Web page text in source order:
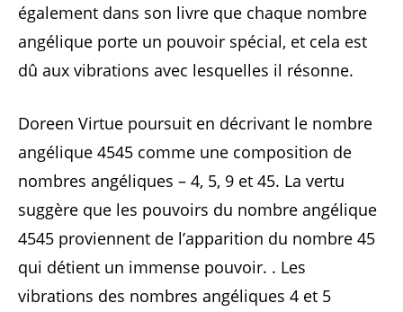
également dans son livre que chaque nombre
angélique porte un pouvoir spécial, et cela est
dû aux vibrations avec lesquelles il résonne.
Doreen Virtue poursuit en décrivant le nombre
angélique 4545 comme une composition de
nombres angéliques – 4, 5, 9 et 45. La vertu
suggère que les pouvoirs du nombre angélique
4545 proviennent de l’apparition du nombre 45
qui détient un immense pouvoir. . Les
vibrations des nombres angéliques 4 et 5